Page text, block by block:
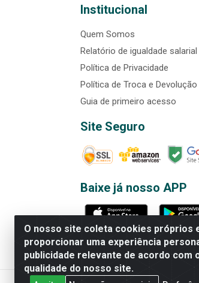
O nosso site coleta cookies próprios
proporcionar uma experiência
publicidade relevante de acordo com
qualidade do nosso site.
Institucional
Quem Somos
Relatório de igualdade salarial
Política de Privacidade
Política de Troca e Devolução
Guia de primeiro acesso
Site Seguro
Baixe já nosso APP
Rede Brasil